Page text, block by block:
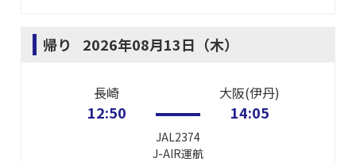
帰り 2026年08月13日（木）
長崎
12:50
JAL2374
J-AIR運航
大阪(伊丹)
14:05